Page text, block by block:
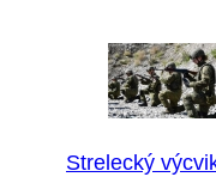
Strelecký